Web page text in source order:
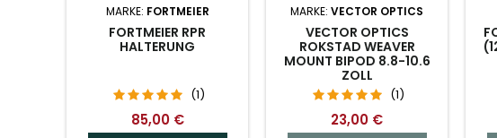
MARKE: FORTMEIER
FORTMEIER RPR
HALTERUNG
(1)
85,00 €
MARKE: VECTOR OPTICS
VECTOR OPTICS
ROKSTAD WEAVER
MOUNT BIPOD 8.8-10.6
ZOLL
(1)
23,00 €